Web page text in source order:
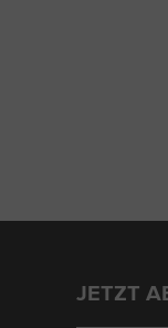
JETZT